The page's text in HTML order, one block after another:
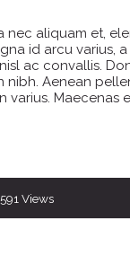
nec aliquam et,
id arcu varius,
ac convallis.
Aenean
varius.
591 Views